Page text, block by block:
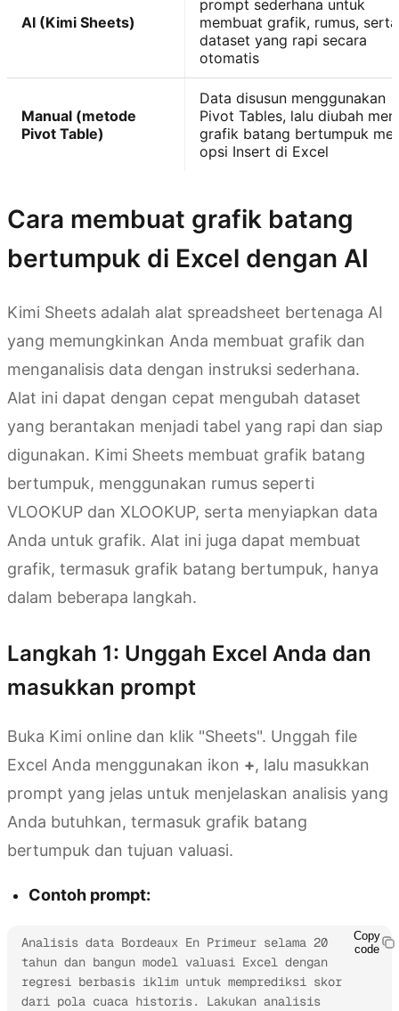
AI (Kimi Sheets)
prompt sederhana untuk
membuat grafik, rumus, serta
dataset yang rapi secara
otomatis
Manual (metode
Pivot Table)
Data disusun menggunakan
Pivot Tables, lalu diubah
grafik batang bertumpuk
opsi Insert di Excel
Cara membuat grafik batang
bertumpuk di Excel dengan AI
Kimi Sheets adalah alat spreadsheet bertenaga AI
yang memungkinkan Anda membuat grafik dan
menganalisis data dengan instruksi sederhana.
Alat ini dapat dengan cepat mengubah dataset
yang berantakan menjadi tabel yang rapi dan siap
digunakan. Kimi Sheets membuat grafik batang
bertumpuk, menggunakan rumus seperti
VLOOKUP dan XLOOKUP, serta menyiapkan data
Anda untuk grafik. Alat ini juga dapat membuat
grafik, termasuk grafik batang bertumpuk, hanya
dalam beberapa langkah.
Langkah 1: Unggah Excel Anda dan
masukkan prompt
Buka Kimi online dan klik "Sheets". Unggah file
Excel Anda menggunakan ikon +, lalu masukkan
prompt yang jelas untuk menjelaskan analisis yang
Anda butuhkan, termasuk grafik batang
bertumpuk dan tujuan valuasi.
Contoh prompt:
Analisis data Bordeaux En Primeur selama 20
tahun dan bangun model valuasi Excel dengan
regresi berbasis iklim untuk memprediksi skor
dari pola cuaca historis. Lakukan analisis
Copy
code